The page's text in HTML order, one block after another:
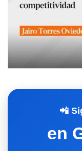
📲
en